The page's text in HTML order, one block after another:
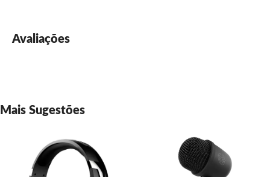
Avaliações
Mais Sugestões